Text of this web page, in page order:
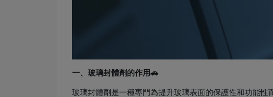
一、玻璃封體劑的作用🚗
玻璃封體劑是一種專門為提升玻璃表面的保護性和功能